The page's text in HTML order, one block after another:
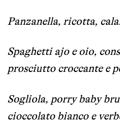
Panzanella, ricotta,
Spaghetti ajo e oio,
prosciutto croccante e
Sogliola, porry baby
cioccolato bianco e